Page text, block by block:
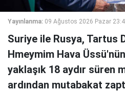
Yayınlanma: 09 Ağustos 2026 Pazar
Suriye ile Rusya, Tartus
Hmeymim Hava
yaklaşık 18 aydır süren
ardından mutabakat